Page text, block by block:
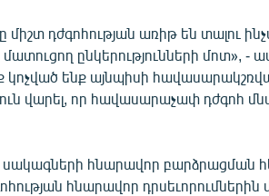
միշտ դժգոհության առիթ են տալու
մատուցող ընկերությունների մոտ»,
կոչված ենք այնպիսի
վարել, որ հավասարաչափ դժգոհ
հնարավոր բարձրացման
հնարավոր